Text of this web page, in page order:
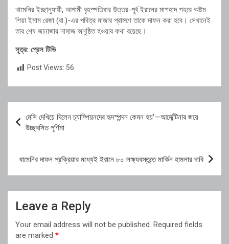
খামেনির ইচ্ছানুযায়ী, আগামী বৃহস্পতিবার উত্তর-পূর্ব ইরানের মাশহাদ শহরে অষ্টম
শিয়া ইমাম রেজা (রা.)-এর পবিত্র মাজার প্রাঙ্গণে তাকে দাফন করা হবে। সেখানেই
তার শেষ জানাজার নামাজ অনুষ্ঠিত হওয়ার কথা রয়েছে।
সূত্র: প্রেস টিভি
Post Views: 56
navigation
মেসি দেখিয়ে দিলেন চ্যাম্পিয়নদের হৃদস্পন্দন কেমন হয়’—আর্জেন্টিনার জয়ে
উচ্ছ্বসিত পূর্ণিমা
খামেনির দাফন প্রক্রিয়ার মধ্যেই ইরানে ৮০ লক্ষ্যবস্তুতে মার্কিন হামলার দাবি
Leave a Reply
Your email address will not be published. Required fields
are marked *